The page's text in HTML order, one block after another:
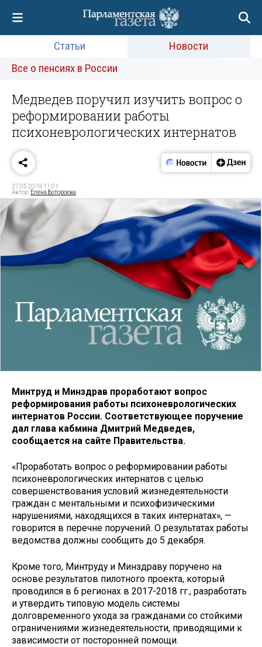
Статьи
Новости
Все о пенсиях в России
Медведев поручил изучить вопрос о
реформировании работы
психоневрологических интернатов
27.05.2019 11:01
Автор: Елена Ботороева
Минтруд и Минздрав проработают вопрос
реформирования работы психоневрологических
интернатов России. Соответствующее поручение
дал глава кабмина Дмитрий Медведев,
сообщается на сайте Правительства.
«Проработать вопрос о реформировании работы
психоневрологических интернатов с целью
совершенствования условий жизнедеятельности
граждан с ментальными и психофизическими
нарушениями, находящихся в таких интернатах», —
говорится в перечне поручений. О результатах работы
ведомства должны сообщить до 5 декабря.
Кроме того, Минтруду и Минздраву поручено на
основе результатов пилотного проекта, который
проводился в 6 регионах в 2017-2018 гг., разработать
и утвердить типовую модель системы
долговременного ухода за гражданами со стойкими
ограничениями жизнедеятельности, приводящими к
зависимости от посторонней помощи.